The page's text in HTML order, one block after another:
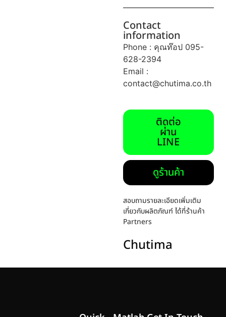
Contact
information
Phone : คุณท๊อป 095-
628-2394
Email :
contact@chutima.co.th
ติดต่อ
ผ่าน
LINE
ดูร้านค้า
สอบถามรายละเอียดเพิ่มเติม
เกี่ยวกับผลิตภัณฑ์ ได้ที่ร้านค้า
Partners
Chutima